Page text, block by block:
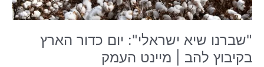
"שברנו שיא ישראלי": יום כדור הארץ
בקיבוץ להב | מיינט העמק
מיינט
העמק